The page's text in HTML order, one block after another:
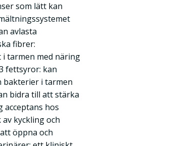
som lätt kan
avlasta
fibrer:
tarmen med näring
fettsyror: kan
bakterier i tarmen
bidra till att stärka
acceptans hos
kyckling och
öppna och